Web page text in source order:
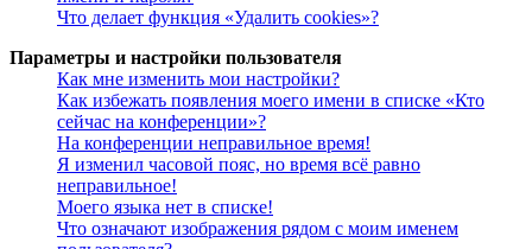
Что делает функция «Удалить cookies»?
Параметры и настройки пользователя
Как мне изменить мои настройки?
Как избежать появления моего имени в списке «Кто
сейчас на конференции»?
На конференции неправильное время!
Я изменил часовой пояс, но время всё равно
неправильное!
Моего языка нет в списке!
Что означают изображения рядом с моим именем